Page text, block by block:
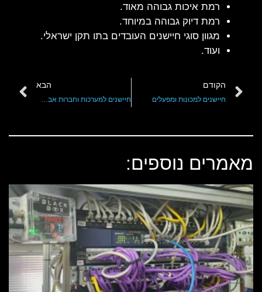
רמת איכות גבוהה מאוד.
רמת דיוק גבוהה במיוחד.
מגוון סוגי חיישנים העובדים בתו תקן ישראלי.
ועוד.
הקודם
חיישנים למכונות ומפעלים
הבא
חיישנים למערכות וחברות אבטחה
מאמרים נוספים: